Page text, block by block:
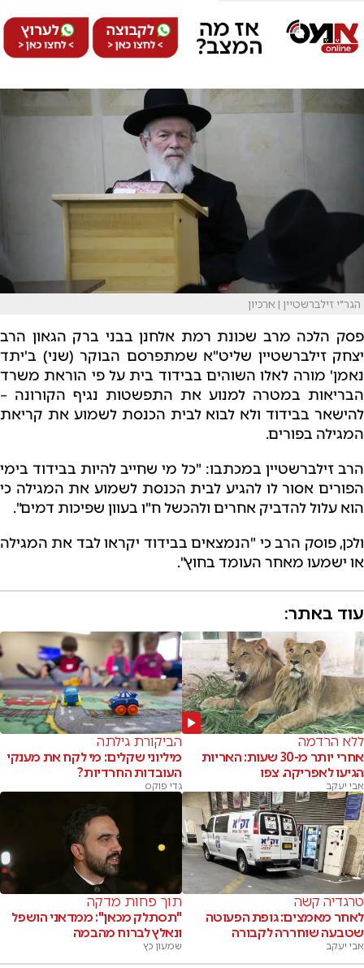
הגר"י זילברשטיין | ארכיון
פסק הלכה מרב שכונת רמת אלחנן בבני ברק הגאון הרב
יצחק זילברשטיין שליט"א שמתפרסם הבוקר (שני) ב'יתד
נאמן' מורה לאלו השוהים בבידוד בית על פי הוראת משרד
הבריאות במטרה למנוע את התפשטות נגיף הקורונה –
להישאר בבידוד ולא לבוא לבית הכנסת לשמוע את קריאת
המגילה בפורים.
הרב זילברשטיין במכתבו: "כל מי שחייב להיות בבידוד בימי
הפורים אסור לו להגיע לבית הכנסת לשמוע את המגילה כי
הוא עלול להדביק אחרים ולהכשל ח"ו בעוון שפיכות דמים".
ולכן, פוסק הרב כי "הנמצאים בבידוד יקראו לבד את המגילה
או ישמעו מאחר העומד בחוץ".
עוד באתר:
ללא הרדמה
אחרי יותר מ-30 שעות: האריות
הגיעו לאפריקה. צפו
אבי יעקב
הביקורת גילתה
מיליוני שקלים: מי לקח את מענקי
העובדות החרדיות?
גדי פוקס
טרגדיה קשה
לאחר מאמצים: גופת הפעוטה
שטבעה שוחררה לקבורה
אבי יעקב
תוך פחות מדקה
"תסתלק מכאן": ממדאני הושפל
ונאלץ לברוח מהבמה
שמעון כץ